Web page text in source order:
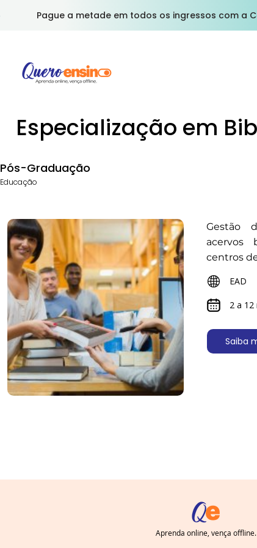
Pague a metade em todos os ingressos com a
Especialização em
Pós-Graduação
Educação
Gestão
acervos
centros
EAD
2 a 12
Saiba
Aprenda online, vença offline.